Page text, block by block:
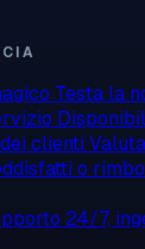
Testa la
clienti
o
24/7,